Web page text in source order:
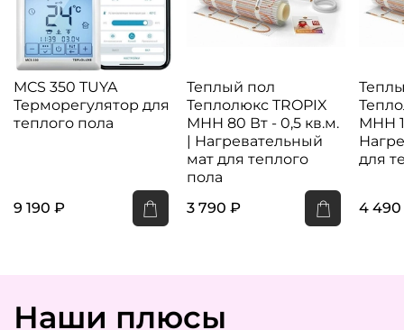
MCS 350 TUYA
Терморегулятор для
теплого пола
9 190 ₽
Теплый пол
Теплолюкс TROPIX
МНН 80 Вт - 0,5 кв.м.
| Нагревательный
мат для теплого
пола
3 790 ₽
МНН
для
4
Наши плюсы